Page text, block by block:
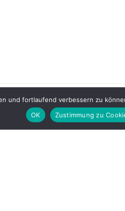
und fortlaufend verbessern zu
OK
Zustimmung zu